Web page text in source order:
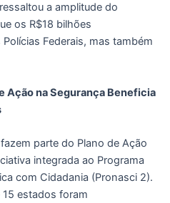
a amplitude do
os R$18 bilhões
Federais, mas também
Ação na Segurança Beneficia
parte do Plano de Ação
integrada ao Programa
com Cidadania (Pronasci 2).
estados foram